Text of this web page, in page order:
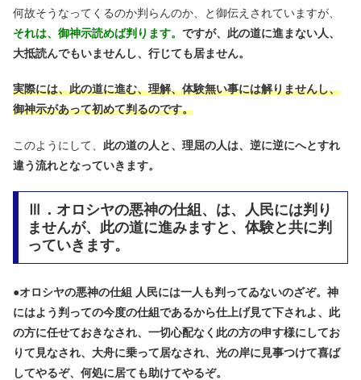
何故そうなってくるのか判らんのか、と御伝えされていますが、
それは、御神示読めば判ります。 ですが、此の道に進まない人、
大抵読んでもいませんし、行じても居ません。
実際には、此の道に進む、理解、体験無い事には解りませんし、
御神示があって初めて判るのです。
このようにして、 此の道の人と、理屈の人は、逆に逆にへとすれ
違う流れとなっていきます。
Ⅲ．オロシヤの悪神の仕組、は、人民には判り
ませんが、此の道に進みますと、体験と共に判
っていきます。
●オロシヤの悪神の仕組 人民には一人も判ってゐないのざぞ。神
にはよう判っての今度の仕組であるから仕上げ見て下されよ、此
の方に任せておきなされ、一切心配なく此の方の申す様にしてお
りて見なされ、大舟に乗って居なされ、光の岸に見事つけて喜ば
してやるぞ、何処に居ても助けてやるぞ。